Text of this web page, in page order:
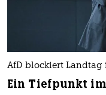
AfD blockiert
Ein Tiefpunkt